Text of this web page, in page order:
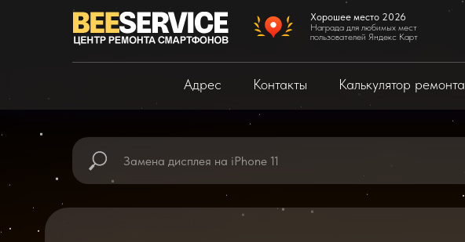
Хорошее место 2026
Награда для любимых мест
пользователей Яндекс Карт
Адрес Контакты Калькулятор ремонта